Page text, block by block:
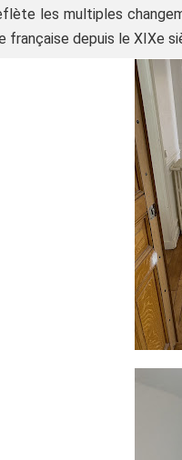
les multiples
française depuis le XIXe